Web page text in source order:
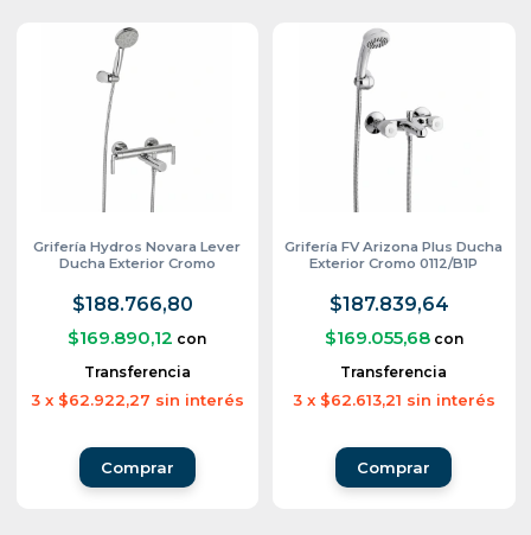
Grifería Hydros Novara Lever
Ducha Exterior Cromo
$188.766,80
$169.890,12 con
Transferencia
3 x $62.922,27 sin interés
Grifería FV Arizona Plus Ducha
Exterior Cromo 0112/B1P
$187.839,64
$169.055,68 con
Transferencia
3 x $62.613,21 sin interés